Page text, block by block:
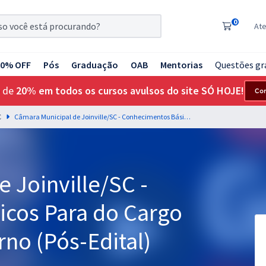
0
OFF Pós Graduação OAB Mentorias Questões
de 20% em todos os cursos avulsos do site SÓ HOJE!
Câmara Municipal de Joinville/SC - Conhecimentos Básicos Para do Cargo de Controlador Interno (Pós-Edital)
Joinville/SC -
Para do Cargo
(Pós-Edital)